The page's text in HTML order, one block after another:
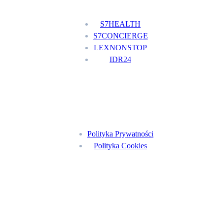
S7HEALTH
S7CONCIERGE
LEXNONSTOP
IDR24
Polityka Prywatności
Polityka Cookies